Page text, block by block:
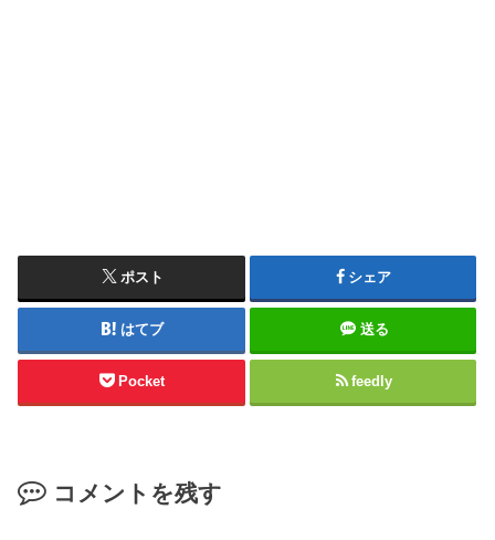
ポスト シェア
はてブ 送る
Pocket feedly
コメントを残す